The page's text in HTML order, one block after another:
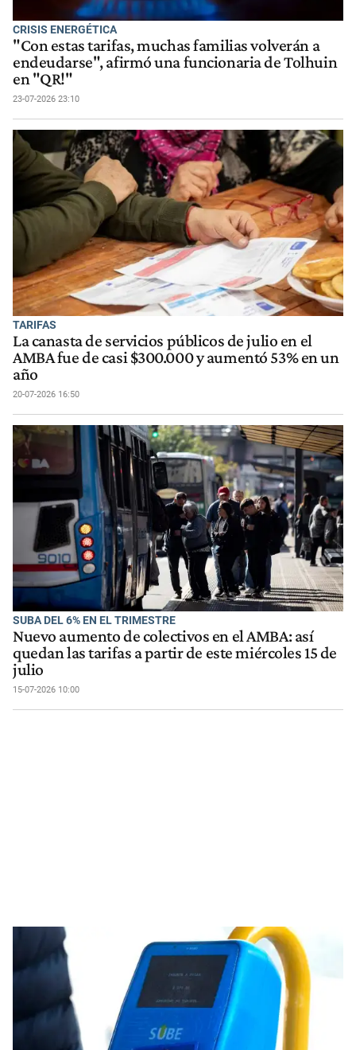
CRISIS ENERGÉTICA
"Con estas tarifas, muchas familias volverán a
endeudarse", afirmó una funcionaria de Tolhuin
en "QR!"
23-07-2026 23:10
TARIFAS
La canasta de servicios públicos de julio en el
AMBA fue de casi $300.000 y aumentó 53% en un
año
20-07-2026 16:50
SUBA DEL 6% EN EL TRIMESTRE
Nuevo aumento de colectivos en el AMBA: así
quedan las tarifas a partir de este miércoles 15 de
julio
15-07-2026 10:00